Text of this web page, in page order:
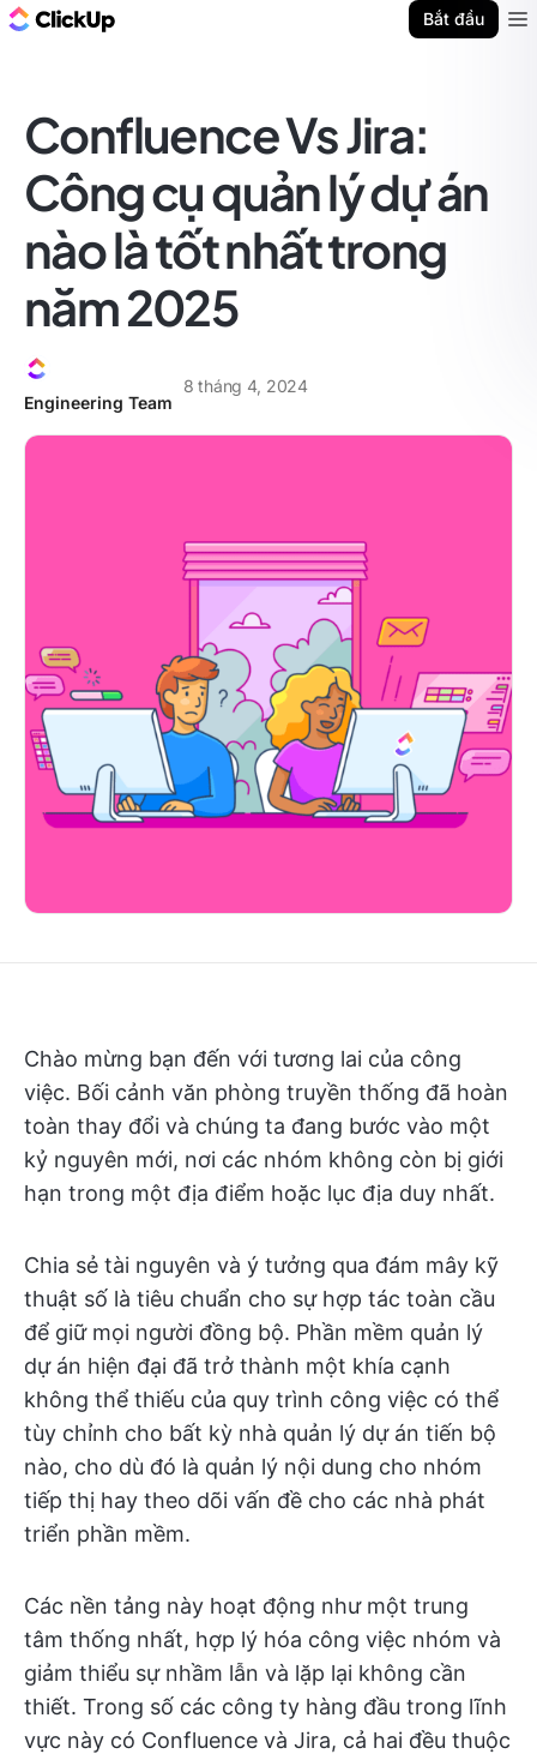
Bắt đầu
Confluence Vs Jira:
Công cụ quản lý dự án
nào là tốt nhất trong
năm 2025
Engineering Team
8 tháng 4, 2024
Chào mừng bạn đến với tương lai của công
việc. Bối cảnh văn phòng truyền thống đã hoàn
toàn thay đổi và chúng ta đang bước vào một
kỷ nguyên mới, nơi các nhóm không còn bị giới
hạn trong một địa điểm hoặc lục địa duy nhất.
Chia sẻ tài nguyên và ý tưởng qua đám mây kỹ
thuật số là tiêu chuẩn cho sự hợp tác toàn cầu
để giữ mọi người đồng bộ. Phần mềm quản lý
dự án hiện đại đã trở thành một khía cạnh
không thể thiếu của quy trình công việc có thể
tùy chỉnh cho bất kỳ nhà quản lý dự án tiến bộ
nào, cho dù đó là quản lý nội dung cho nhóm
tiếp thị hay theo dõi vấn đề cho các nhà phát
triển phần mềm.
Các nền tảng này hoạt động như một trung
tâm thống nhất, hợp lý hóa công việc nhóm và
giảm thiểu sự nhầm lẫn và lặp lại không cần
thiết. Trong số các công ty hàng đầu trong lĩnh
vực này có Confluence và Jira, cả hai đều thuộc